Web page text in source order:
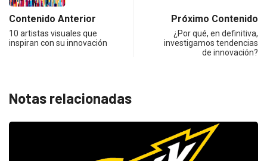
Contenido Anterior
10 artistas visuales que
inspiran con su innovación
Próximo Contenido
¿Por qué, en definitiva,
investigamos tendencias
de innovación?
Notas relacionadas